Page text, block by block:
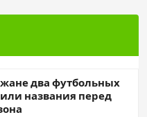
два футбольных
названия перед